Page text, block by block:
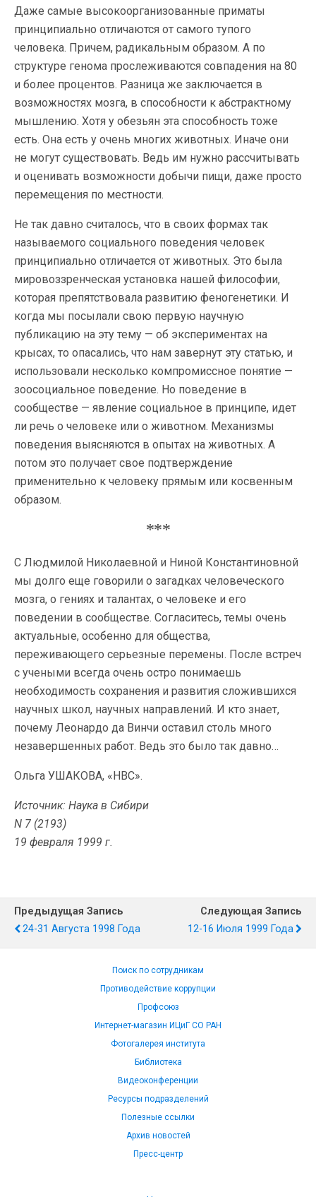
Даже самые высокоорганизованные приматы
принципиально отличаются от самого тупого
человека. Причем, радикальным образом. А по
структуре генома прослеживаются совпадения на 80
и более процентов. Разница же заключается в
возможностях мозга, в способности к абстрактному
мышлению. Хотя у обезьян эта способность тоже
есть. Она есть у очень многих животных. Иначе они
не могут существовать. Ведь им нужно рассчитывать
и оценивать возможности добычи пищи, даже просто
перемещения по местности.
Не так давно считалось, что в своих формах так
называемого социального поведения человек
принципиально отличается от животных. Это была
мировоззренческая установка нашей философии,
которая препятствовала развитию феногенетики. И
когда мы посылали свою первую научную
публикацию на эту тему — об экспериментах на
крысах, то опасались, что нам завернут эту статью, и
использовали несколько компромиссное понятие —
зоосоциальное поведение. Но поведение в
сообществе — явление социальное в принципе, идет
ли речь о человеке или о животном. Механизмы
поведения выясняются в опытах на животных. А
потом это получает свое подтверждение
применительно к человеку прямым или косвенным
образом.
***
С Людмилой Николаевной и Ниной Константиновной
мы долго еще говорили о загадках человеческого
мозга, о гениях и талантах, о человеке и его
поведении в сообществе. Согласитесь, темы очень
актуальные, особенно для общества,
переживающего серьезные перемены. После встреч
с учеными всегда очень остро понимаешь
необходимость сохранения и развития сложившихся
научных школ, научных направлений. И кто знает,
почему Леонардо да Винчи оставил столь много
незавершенных работ. Ведь это было так давно…
Ольга УШАКОВА, «НВС».
Источник: Наука в Сибири
N 7 (2193)
19 февраля 1999 г.
Предыдущая Запись
24-31 Августа 1998 Года
Следующая Запись
12-16 Июля 1999 Года
Поиск по сотрудникам
Противодействие коррупции
Профсоюз
Интернет-магазин ИЦиГ СО РАН
Фотогалерея института
Библиотека
Видеоконференции
Ресурсы подразделений
Полезные ссылки
Архив новостей
Пресс-центр